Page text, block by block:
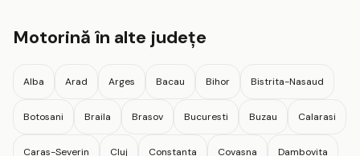
Motorină în alte județe
Alba Arad Arges Bacau Bihor Bistrita-Nasaud
Botosani Braila Brasov Bucuresti Buzau Calarasi
Caras-Severin Cluj Constanta Covasna Dambovita